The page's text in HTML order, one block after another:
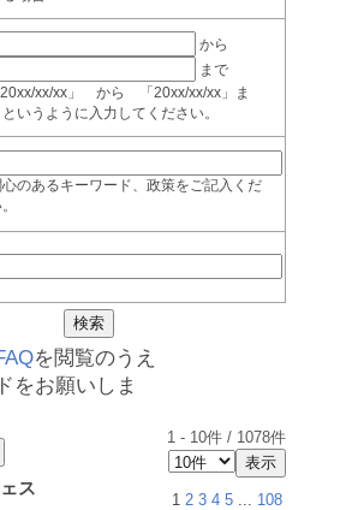
から
まで
xx/xx」 から 「20xx/xx/xx」ま
いうように入力してください。
のあるキーワード、政策をご記入くだ
を閲覧のうえ
をお願いしま
1 - 10件 / 1078件
ス
1 2 3 4 5 ... 108